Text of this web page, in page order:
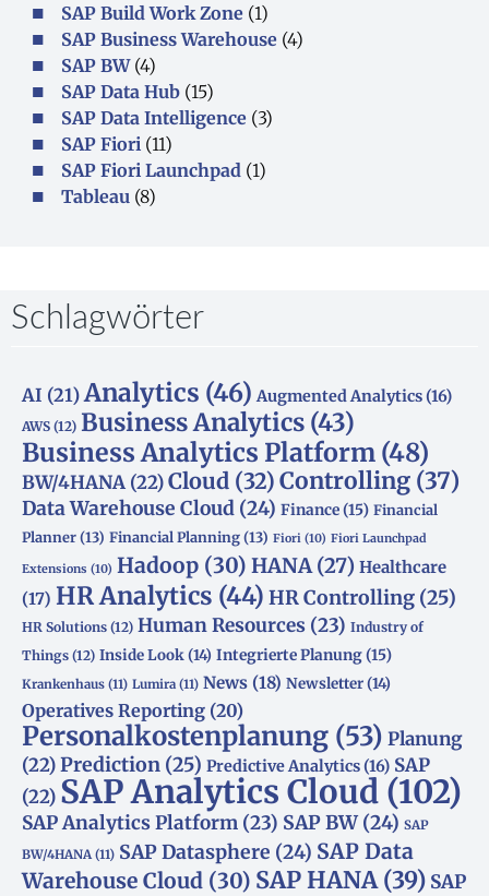
SAP Build Work Zone (1)
SAP Business Warehouse (4)
SAP BW(4)
SAP Data Hub (15)
SAP Data Intelligence (3)
SAP Fiori (11)
SAP Fiori Launchpad (1)
Tableau (8)
Schlagwörter
AI (21) Analytics (46) Augmented Analytics(16)
AWS (12) Business Analytics (43)
Business Analytics Platform (48)
BW/4HANA (22)Cloud (32) Controlling (37)
Data Warehouse Cloud (24) Finance(15) Financial
Planner(13) Financial Planning(13) Fiori (10) Fiori Launchpad
Extensions (10) Hadoop (30) HANA(27) Healthcare
(17) HR Analytics (44) HR Controlling (25)
HR Solutions (12) Human Resources (23) Industry of
Things (12) Inside Look(14) Integrierte Planung(15)
Krankenhaus (11) Lumira (11) News (18) Newsletter(14)
Operatives Reporting (20)
Personalkostenplanung (53) Planung
(22)Prediction (25) Predictive Analytics(16) SAP
(22) SAP Analytics Cloud (102)
SAP Analytics Platform (23) SAP BW(24) SAP
BW/4HANA(11) SAP Datasphere (24) SAP Data
Warehouse Cloud (30) SAP HANA(39) SAP